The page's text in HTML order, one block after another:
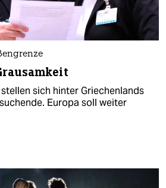
sich hinter Griechenlands
Europa soll weiter